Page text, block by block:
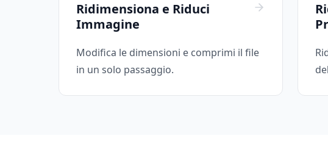
Ridimensiona e Riduci
Immagine
Modifica le dimensioni e comprimi il file
in un solo passaggio.